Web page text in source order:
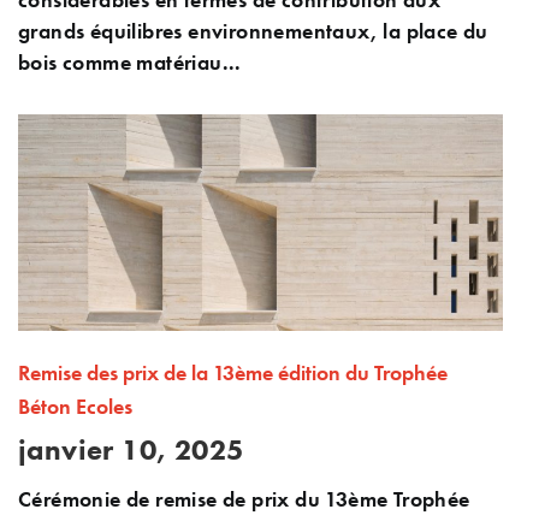
grands équilibres environnementaux, la place du
bois comme matériau...
Remise des prix de la 13ème édition du Trophée
Béton Ecoles
janvier 10, 2025
Cérémonie de remise de prix du 13ème Trophée